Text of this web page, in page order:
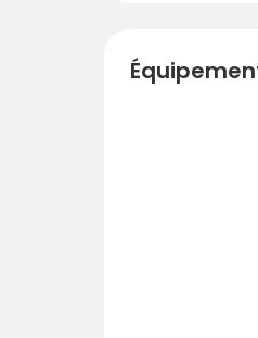
Que vous